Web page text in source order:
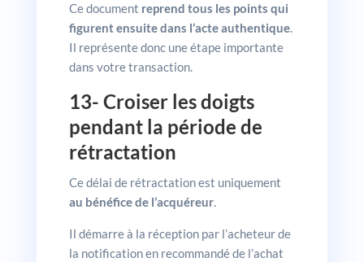
Ce document reprend tous les points qui
figurent ensuite dans l’acte authentique.
Il représente donc une étape importante
dans votre transaction.
13- Croiser les doigts
pendant la période de
rétractation
Ce délai de rétractation est uniquement
au bénéfice de l’acquéreur.
Il démarre à la réception par l’acheteur de
la notification en recommandé de l’achat